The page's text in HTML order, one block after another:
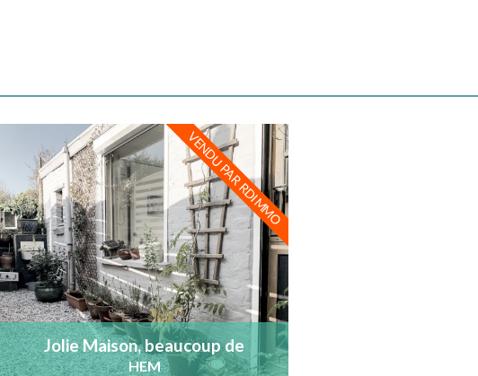
VENDU PAR RDIMMO
Jolie Maison, beaucoup de
charme, exposée sud-ouest
HEM